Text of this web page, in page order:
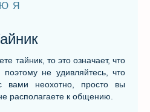
Ю Я
тайник, то это означает, что
поэтому не удивляйтесь, что
вами неохотно, просто вы
располагаете к общению.